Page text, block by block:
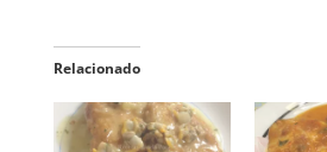
Relacionado